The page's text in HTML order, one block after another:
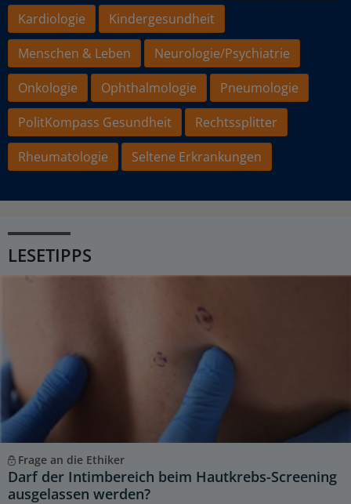
Kardiologie
Kindergesundheit
Menschen & Leben
Neurologie/Psychiatrie
Onkologie
Ophthalmologie
Pneumologie
PolitKompass Gesundheit
Rechtssplitter
Rheumatologie
Seltene Erkrankungen
LESETIPPS
Frage an die Ethiker
Darf der Intimbereich beim Hautkrebs-Screening
ausgelassen werden?